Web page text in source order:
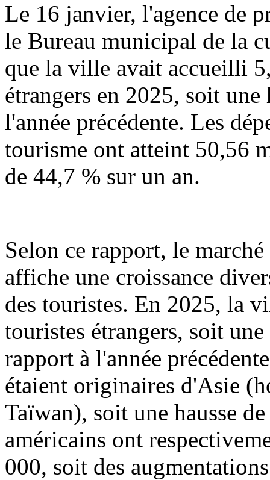
Le 16 janvier, l'agence de
le Bureau municipal de la
que la ville avait accueilli
étrangers en 2025, soit
l'année précédente. Les
tourisme ont atteint 50,56
de 44,7 % sur un an.
Selon ce rapport, le
affiche une croissance
des touristes. En 2025, la
touristes étrangers, soit
rapport à l'année
étaient originaires d'Asie
Taïwan), soit une hausse
américains ont
000, soit des